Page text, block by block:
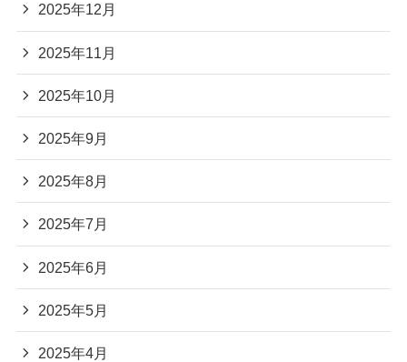
2025年12月
2025年11月
2025年10月
2025年9月
2025年8月
2025年7月
2025年6月
2025年5月
2025年4月